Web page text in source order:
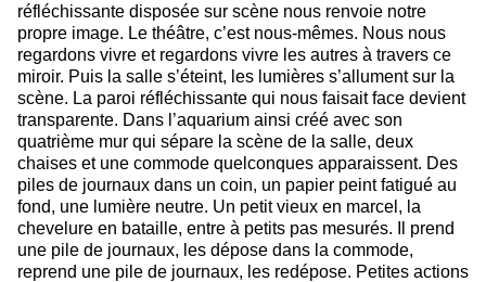
réfléchissante disposée sur scène nous renvoie notre
propre image. Le théâtre, c’est nous-mêmes. Nous nous
regardons vivre et regardons vivre les autres à travers ce
miroir. Puis la salle s’éteint, les lumières s’allument sur la
scène. La paroi réfléchissante qui nous faisait face devient
transparente. Dans l’aquarium ainsi créé avec son
quatrième mur qui sépare la scène de la salle, deux
chaises et une commode quelconques apparaissent. Des
piles de journaux dans un coin, un papier peint fatigué au
fond, une lumière neutre. Un petit vieux en marcel, la
chevelure en bataille, entre à petits pas mesurés. Il prend
une pile de journaux, les dépose dans la commode,
reprend une pile de journaux, les redépose. Petites actions